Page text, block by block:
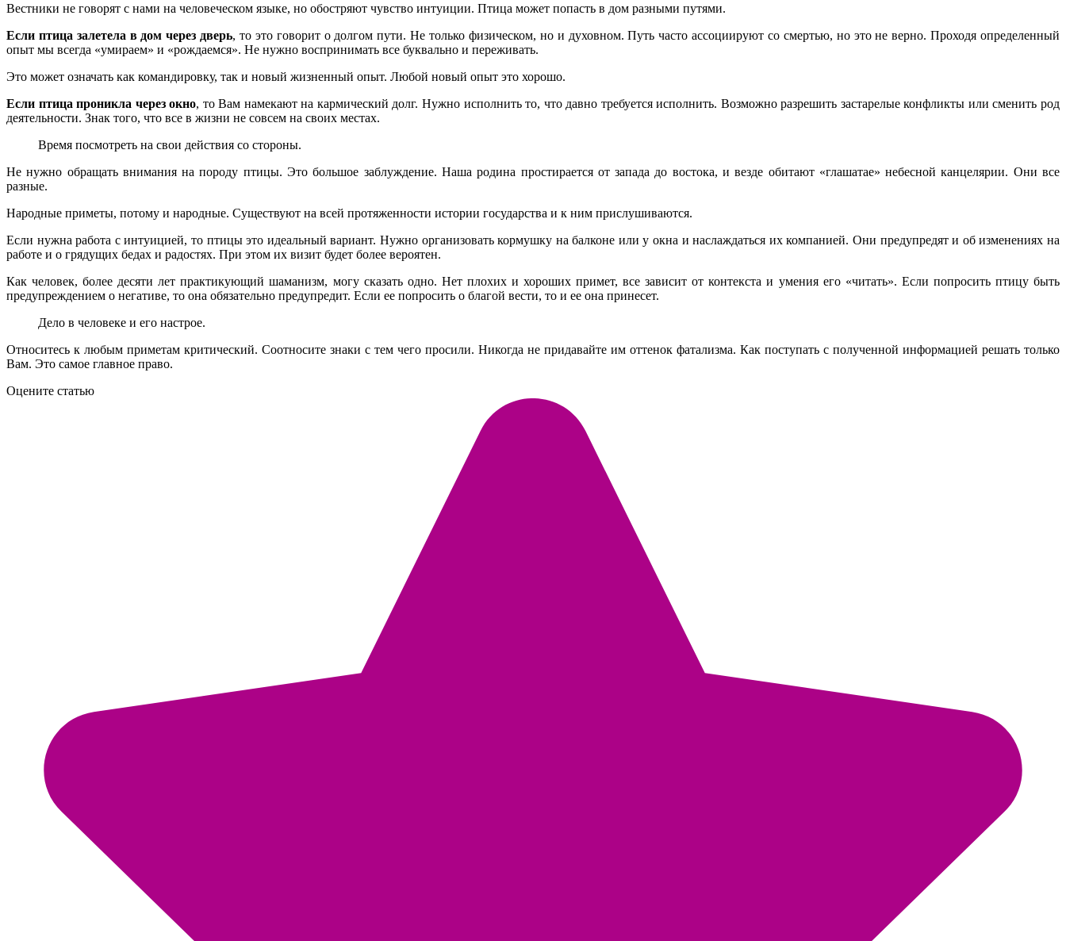
Вестники не говорят с нами на человеческом языке, но обостряют чувство интуиции. Птица может попасть в дом разными путями.
Если птица залетела в дом через дверь, то это говорит о долгом пути. Не только физическом, но и духовном. Путь часто ассоциируют со смертью, но это не верно. Проходя определенный
опыт мы всегда «умираем» и «рождаемся». Не нужно воспринимать все буквально и переживать.
Это может означать как командировку, так и новый жизненный опыт. Любой новый опыт это хорошо.
Если птица проникла через окно, то Вам намекают на кармический долг. Нужно исполнить то, что давно требуется исполнить. Возможно разрешить застарелые конфликты или сменить род
деятельности. Знак того, что все в жизни не совсем на своих местах.
Время посмотреть на свои действия со стороны.
Не нужно обращать внимания на породу птицы. Это большое заблуждение. Наша родина простирается от запада до востока, и везде обитают «глашатае» небесной канцелярии. Они все
разные.
Народные приметы, потому и народные. Существуют на всей протяженности истории государства и к ним прислушиваются.
Если нужна работа с интуицией, то птицы это идеальный вариант. Нужно организовать кормушку на балконе или у окна и наслаждаться их компанией. Они предупредят и об изменениях на
работе и о грядущих бедах и радостях. При этом их визит будет более вероятен.
Как человек, более десяти лет практикующий шаманизм, могу сказать одно. Нет плохих и хороших примет, все зависит от контекста и умения его «читать». Если попросить птицу быть
предупреждением о негативе, то она обязательно предупредит. Если ее попросить о благой вести, то и ее она принесет.
Дело в человеке и его настрое.
Относитесь к любым приметам критический. Соотносите знаки с тем чего просили. Никогда не придавайте им оттенок фатализма. Как поступать с полученной информацией решать только
Вам. Это самое главное право.
Оцените статью